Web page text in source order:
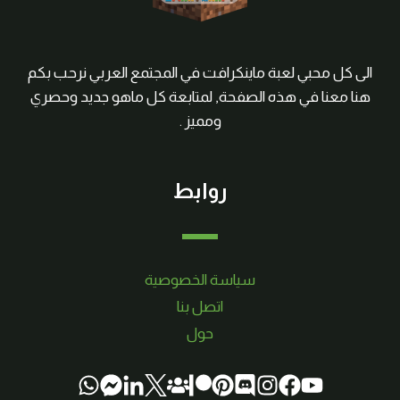
الى كل محبي لعبة ماينكرافت في المجتمع العربي نرحب بكم
هنا معنا في هذه الصفحة, لمتابعة كل ماهو جديد وحصري
ومميز .
روابط
سياسة الخصوصية
اتصل بنا
حول